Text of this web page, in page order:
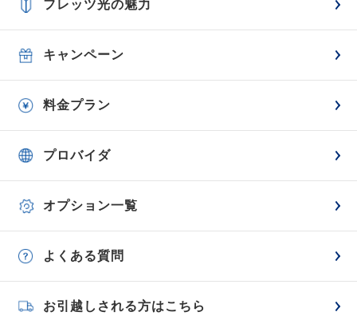
フレッツ光の魅力
キャンペーン
料金プラン
プロバイダ
オプション一覧
よくある質問
お引越しされる方はこちら